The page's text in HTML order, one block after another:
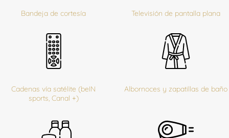
Bandeja de cortesía Televisión de pantalla plana
Cadenas vía satélite (beIN
sports, Canal +)
Albornoces y zapatillas de baño